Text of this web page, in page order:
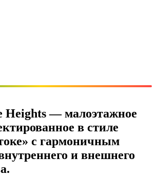
Heights — малоэтажное
в стиле
с гармоничным
и внешнего